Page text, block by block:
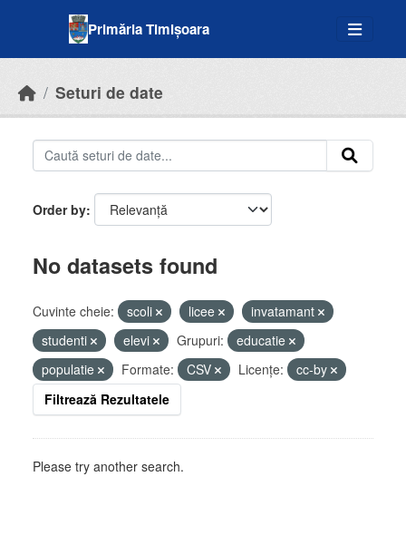
Primăria Timișoara
Seturi de date
Order by
No datasets found
Cuvinte cheie: scoli licee
invatamant
studenti
elevi Grupuri:
educatie
populatie
Formate: CSV Licenţe:
cc-by
Filtrează Rezultatele
Please try another search.